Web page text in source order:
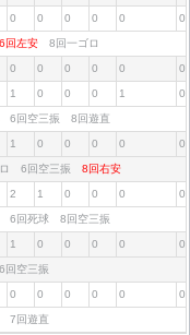
0 0 0 0 0 0
6回左安 8回一ゴロ
0 0 0 0 0 0
1 0 0 0 1 0
6回空三振 8回遊直
1 0 0 0 0 0
ロ 6回空三振 8回右安
2 1 0 0 0 0
6回死球 8回空三振
1 0 0 0 0 0
回空三振
0 0 0 0 0 0
7回遊直